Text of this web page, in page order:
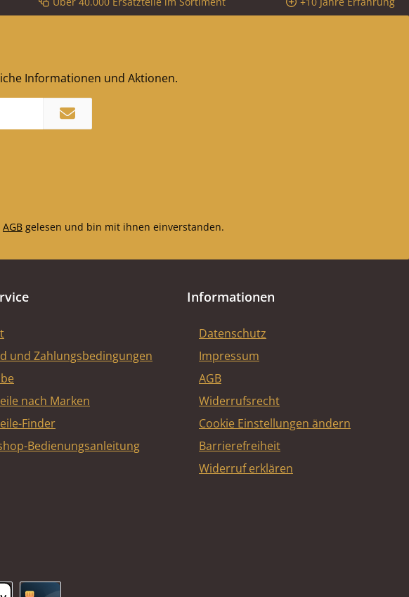
x 320 x 32 mm),
Informationen und Aktionen.
AGB gelesen und bin mit ihnen einverstanden.
und Zahlungsbedingungen
nach Marken
Finder
Bedienungsanleitung
Informationen
Datenschutz
Impressum
AGB
Widerrufsrecht
Cookie Einstellungen ändern
Barrierefreiheit
Widerruf erklären